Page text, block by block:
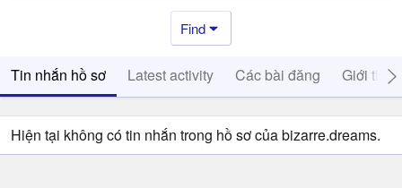
Find
Tin nhắn hồ sơ Latest activity Các bài đăng Giới thiệu
Hiện tại không có tin nhắn trong hồ sơ của bizarre.dreams.